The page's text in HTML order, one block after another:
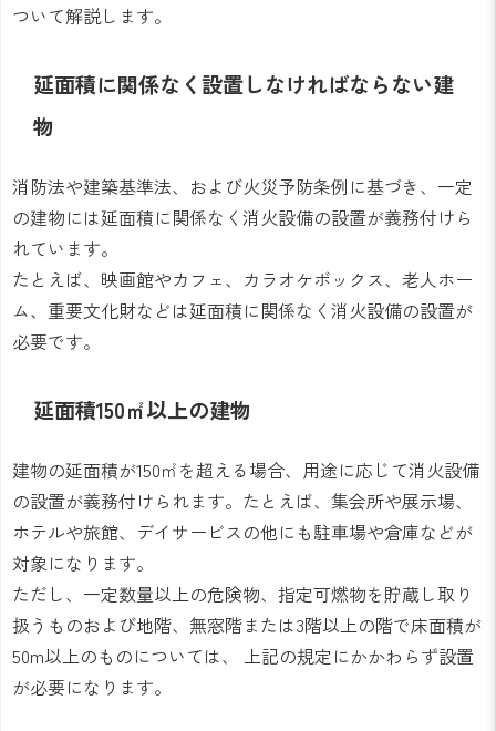
ついて解説します。
延面積に関係なく設置しなければならない建
物
消防法や建築基準法、および火災予防条例に基づき、一定
の建物には延面積に関係なく消火設備の設置が義務付けら
れています。
たとえば、映画館やカフェ、カラオケボックス、老人ホー
ム、重要文化財などは延面積に関係なく消火設備の設置が
必要です。
延面積150㎡以上の建物
建物の延面積が150㎡を超える場合、用途に応じて消火設備
の設置が義務付けられます。たとえば、集会所や展示場、
ホテルや旅館、デイサービスの他にも駐車場や倉庫などが
対象になります。
ただし、一定数量以上の危険物、指定可燃物を貯蔵し取り
扱うものおよび地階、無窓階または3階以上の階で床面積が
50m以上のものについては、 上記の規定にかかわらず設置
が必要になります。